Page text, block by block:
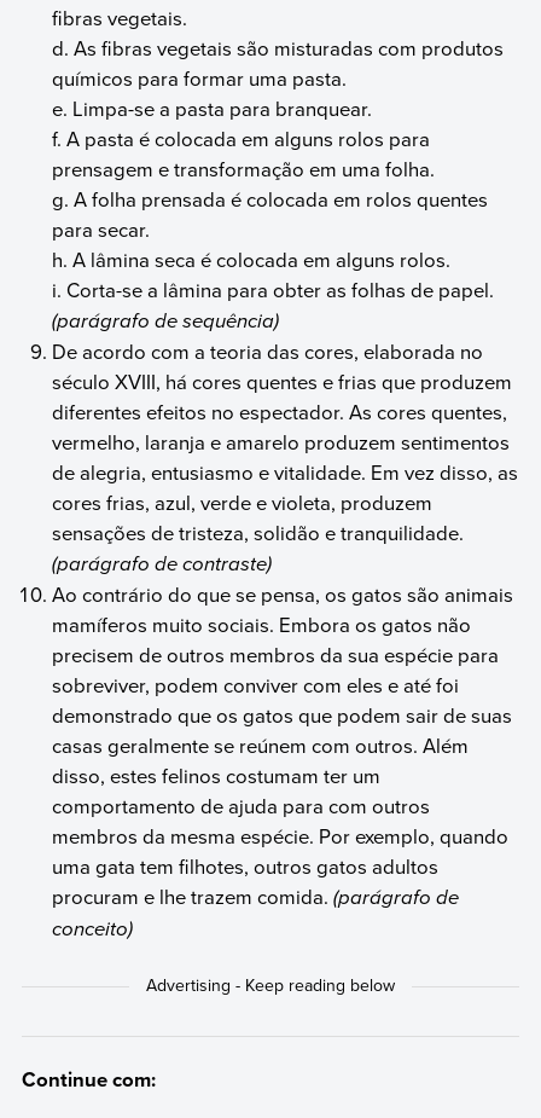
fibras vegetais.
d. As fibras vegetais são misturadas com produtos
químicos para formar uma pasta.
e. Limpa-se a pasta para branquear.
f. A pasta é colocada em alguns rolos para
prensagem e transformação em uma folha.
g. A folha prensada é colocada em rolos quentes
para secar.
h. A lâmina seca é colocada em alguns rolos.
i. Corta-se a lâmina para obter as folhas de papel.
(parágrafo de sequência)
De acordo com a teoria das cores, elaborada no
século XVIII, há cores quentes e frias que produzem
diferentes efeitos no espectador. As cores quentes,
vermelho, laranja e amarelo produzem sentimentos
de alegria, entusiasmo e vitalidade. Em vez disso, as
cores frias, azul, verde e violeta, produzem
sensações de tristeza, solidão e tranquilidade.
(parágrafo de contraste)
Ao contrário do que se pensa, os gatos são animais
mamíferos muito sociais. Embora os gatos não
precisem de outros membros da sua espécie para
sobreviver, podem conviver com eles e até foi
demonstrado que os gatos que podem sair de suas
casas geralmente se reúnem com outros. Além
disso, estes felinos costumam ter um
comportamento de ajuda para com outros
membros da mesma espécie. Por exemplo, quando
uma gata tem filhotes, outros gatos adultos
procuram e lhe trazem comida.(parágrafo de
conceito)
Continue com: